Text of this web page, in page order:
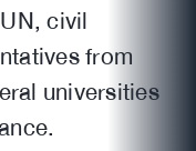
civil
from
universities